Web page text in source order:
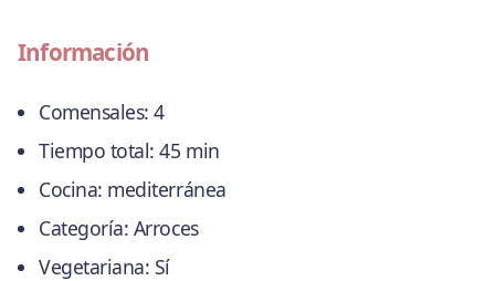
Información
Comensales: 4
Tiempo total: 45 min
Cocina: mediterránea
Categoría: Arroces
Vegetariana: Sí